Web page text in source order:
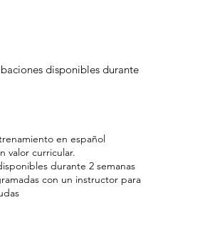
disponibles durante
en español
valor curricular.
durante 2 semanas
con un instructor para